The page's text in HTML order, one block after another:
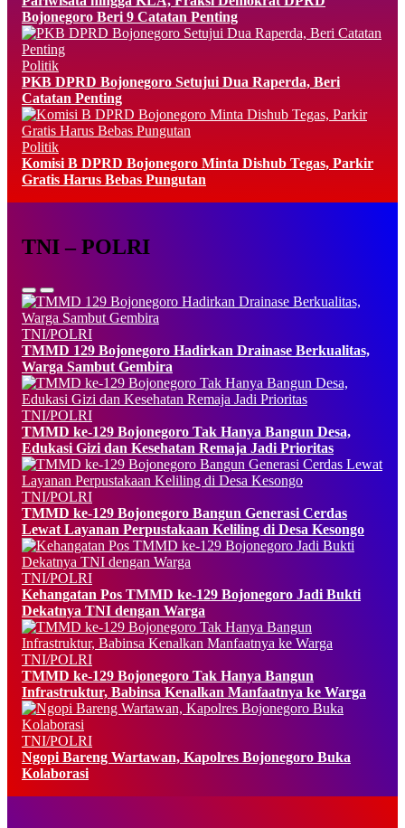
Bojonegoro Beri 9 Catatan Penting
Politik
PKB DPRD Bojonegoro Setujui Dua Raperda, Beri
Catatan Penting
Politik
Komisi B DPRD Bojonegoro Minta Dishub Tegas, Parkir
Gratis Harus Bebas Pungutan
TNI – POLRI
TNI/POLRI
TMMD 129 Bojonegoro Hadirkan Drainase Berkualitas,
Warga Sambut Gembira
TNI/POLRI
TMMD ke-129 Bojonegoro Tak Hanya Bangun Desa,
Edukasi Gizi dan Kesehatan Remaja Jadi Prioritas
TNI/POLRI
TMMD ke-129 Bojonegoro Bangun Generasi Cerdas
Lewat Layanan Perpustakaan Keliling di Desa Kesongo
TNI/POLRI
Kehangatan Pos TMMD ke-129 Bojonegoro Jadi Bukti
Dekatnya TNI dengan Warga
TNI/POLRI
TMMD ke-129 Bojonegoro Tak Hanya Bangun
Infrastruktur, Babinsa Kenalkan Manfaatnya ke Warga
TNI/POLRI
Ngopi Bareng Wartawan, Kapolres Bojonegoro Buka
Kolaborasi